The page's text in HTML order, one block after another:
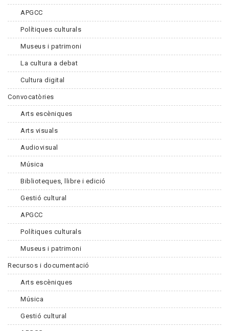
APGCC
Polítiques culturals
Museus i patrimoni
La cultura a debat
Cultura digital
Convocatòries
Arts escèniques
Arts visuals
Audiovisual
Música
Biblioteques, llibre i edició
Gestió cultural
APGCC
Polítiques culturals
Museus i patrimoni
Recursos i documentació
Arts escèniques
Música
Gestió cultural